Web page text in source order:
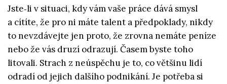
Jste‑li v situaci, kdy vám vaše práce dává smysl
a cítíte, že pro ni máte talent a předpoklady, nikdy
to nevzdávejte jen proto, že zrovna nemáte peníze
nebo že vás druzí odrazují. Časem byste toho
litovali. Strach z neúspěchu je to, co většinu lidí
odradí od jejich dalšího podnikání. Je potřeba si